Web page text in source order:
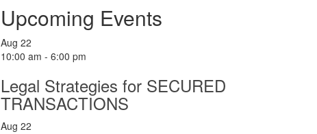
Upcoming Events
Aug 22
10:00 am - 6:00 pm
Legal Strategies for SECURED
TRANSACTIONS
Aug 22